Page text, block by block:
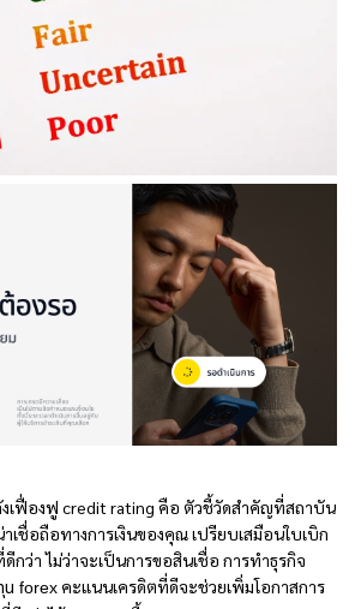
เฟื่องฟู credit rating คือ ตัวชี้วัดสำคัญที่สถาบัน
เชื่อถือทางการเงินของคุณ เปรียบเสมือนใบเบิก
กว่า ไม่ว่าจะเป็นการขอสินเชื่อ การทำธุรกิจ
น forex คะแนนเครดิตที่ดีจะช่วยเพิ่มโอกาสการ